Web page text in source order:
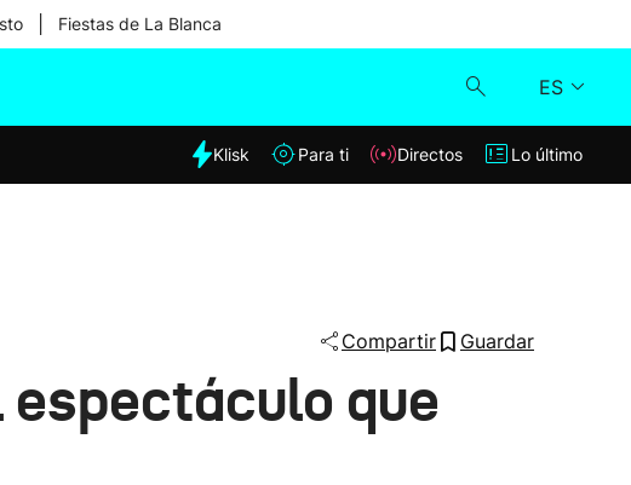
Fiestas de La Blanca
ES
Klisk
Klisk Para ti Directos Lo último
Compartir Guardar
que